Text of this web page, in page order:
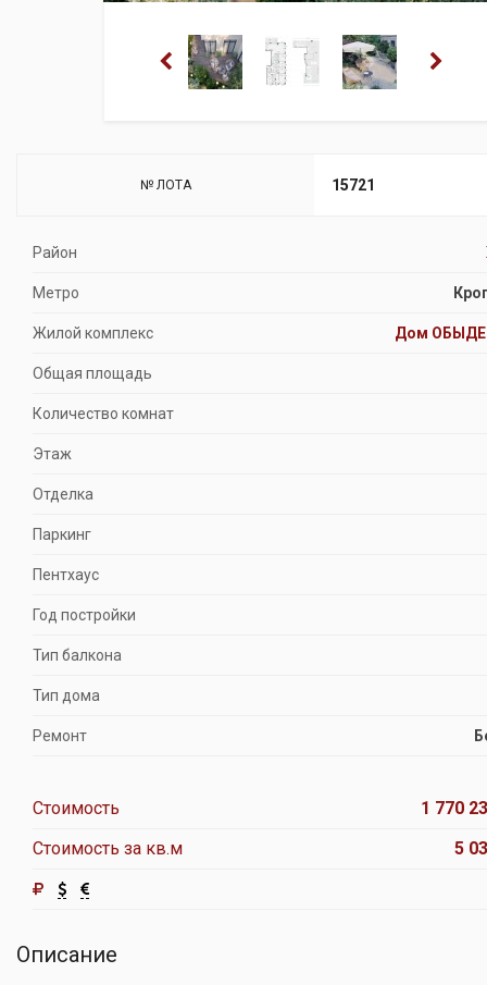
№ ЛОТА 15721
Район
Метро
Жилой комплекс Дом
Общая площадь
Количество комнат
Этаж
Отделка
Паркинг
Пентхаус
Год постройки
Тип балкона
Тип дома
Ремонт
Стоимость
1 770
Стоимость за кв.м
5
Описание